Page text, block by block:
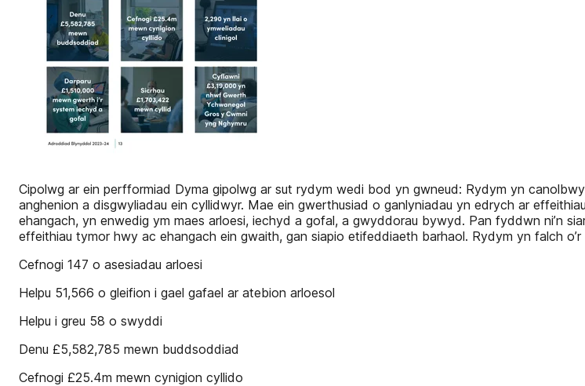
Cipolwg ar ein perfformiad Dyma gipolwg ar sut rydym wedi bod yn gwneud: Rydym yn
anghenion a disgwyliadau ein cyllidwyr. Mae ein gwerthusiad o ganlyniadau yn edrych ar
ehangach, yn enwedig ym maes arloesi, iechyd a gofal, a gwyddorau bywyd. Pan fyddwn ni’n
effeithiau tymor hwy ac ehangach ein gwaith, gan siapio etifeddiaeth barhaol. Rydym yn falch
Cefnogi 147 o asesiadau arloesi
Helpu 51,566 o gleifion i gael gafael ar atebion arloesol
Helpu i greu 58 o swyddi
Denu £5,582,785 mewn buddsoddiad
Cefnogi £25.4m mewn cynigion cyllido